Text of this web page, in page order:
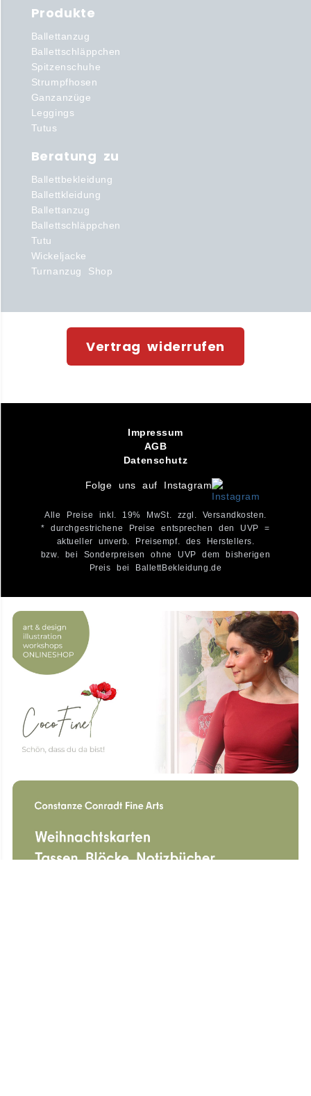
Produkte
Ballettanzug
Ballettschläppchen
Spitzenschuhe
Strumpfhosen
Ganzanzüge
Leggings
Tutus
Beratung zu
Ballettbekleidung
Ballettkleidung
Ballettanzug
Ballettschläppchen
Tutu
Wickeljacke
Turnanzug Shop
Vertrag widerrufen
Impressum
AGB
Datenschutz
Folge uns auf Instagram
Alle Preise inkl. 19% MwSt. zzgl. Versandkosten.
* durchgestrichene Preise entsprechen den UVP =
aktueller unverb. Preisempf. des Herstellers.
bzw. bei Sonderpreisen ohne UVP dem bisherigen
Preis bei BallettBekleidung.de